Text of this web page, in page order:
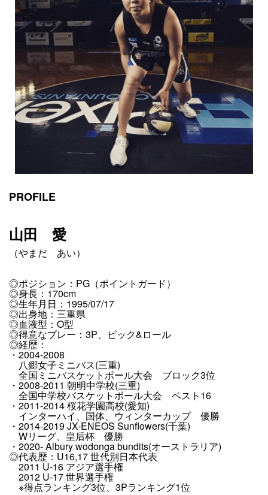
PROFILE
山田 愛
（やまだ あい）
◎ポジション：PG（ポイントガード）
◎身長：170cm
◎生年月日：1995/07/17
◎出身地：三重県
◎血液型：O型
◎得意なプレー：3P、ピック&ロール
◎経歴：
・2004-2008
八郷女子ミニバス(三重)
全国ミニバスケットボール大会 ブロック3位
・2008-2011 朝明中学校(三重)
全国中学校バスケットボール大会 ベスト16
・2011-2014 桜花学園高校(愛知)
インターハイ、国体、ウィンターカップ 優勝
・2014-2019 JX-ENEOS Sunflowers(千葉)
Wリーグ、皇后杯 優勝
・2020- Albury wodonga bundits(オーストラリア)
◎代表歴：U16,17 世代別日本代表
2011 U-16 アジア選手権
2012 U-17 世界選手権
※得点ランキング3位、3Pランキング1位